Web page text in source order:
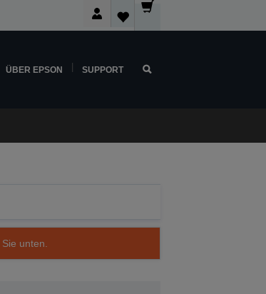
ÜBER EPSON SUPPORT
unten.